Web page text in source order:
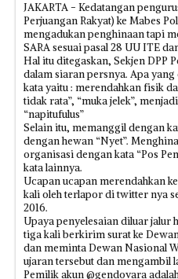
JAKARTA - Kedatangan
Perjuangan Rakyat) ke Mabes
mengadukan penghinaan tapi
SARA sesuai pasal 28 UU ITE
Hal itu ditegaskan, Sekjen DPP
dalam siaran persnya. Apa
kata yaitu : merendahkan fisik
tidak rata”, “muka jelek”,
“napitufulus”
Selain itu, memanggil dengan
dengan hewan “Nyet”.
organisasi dengan kata “Pos
kata lainnya.
Ucapan ucapan merendahkan
kali oleh terlapor di twitter nya
2016.
Upaya penyelesaian diluar jalur
tiga kali berkirim surat ke
dan meminta Dewan Nasional
ujaran tersebut dan mengambil
Pemilik akun @gendovara